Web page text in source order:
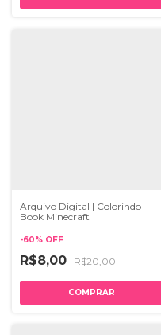
Arquivo Digital | Colorindo
Book Minecraft
-60% OFF
R$8,00 R$20,00